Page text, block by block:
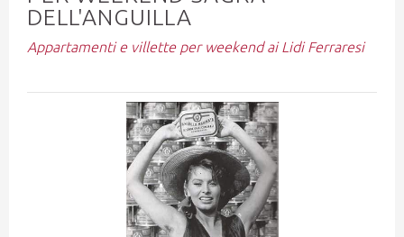
DELL'ANGUILLA
Appartamenti e villette per weekend ai Lidi Ferraresi